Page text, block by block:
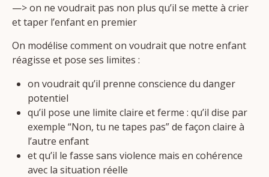
—> on ne voudrait pas non plus qu’il se mette à crier
et taper l’enfant en premier
On modélise comment on voudrait que notre enfant
réagisse et pose ses limites :
on voudrait qu’il prenne conscience du danger
potentiel
qu’il pose une limite claire et ferme : qu’il dise par
exemple “Non, tu ne tapes pas” de façon claire à
l’autre enfant
et qu’il le fasse sans violence mais en cohérence
avec la situation réelle